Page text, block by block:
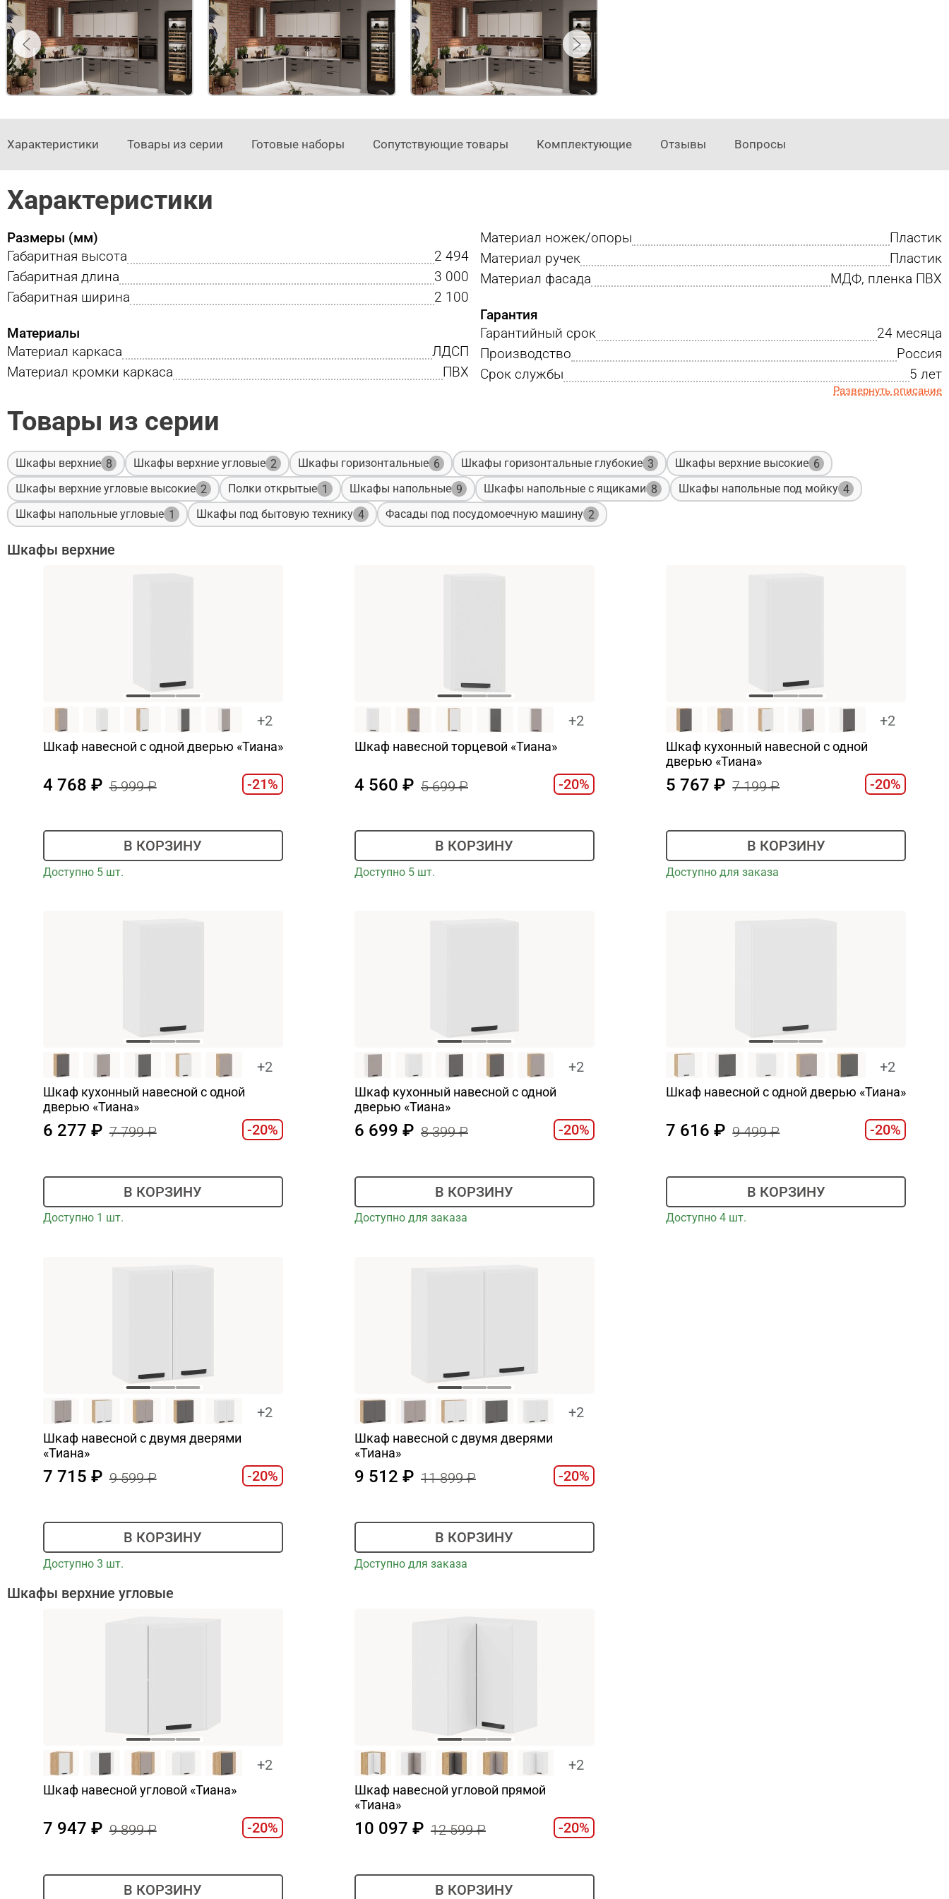
Характеристики Товары из серии Готовые наборы Сопутствующие товары Комплектующие Отзывы Вопросы
Характеристики
Размеры (мм)
Габаритная высота
2 494
Габаритная длина
3 000
Габаритная ширина
2 100
Материалы
Материал каркаса
ЛДСП
Материал кромки каркаса
ПВХ
Материал ножек/опоры
Пластик
Материал ручек
Пластик
Материал фасада
МДФ, пленка ПВХ
Гарантия
Гарантийный срок
24 месяца
Производство
Россия
Срок службы
5 лет
Развернуть описание
Товары из серии
Шкафы верхние 8 Шкафы верхние угловые 2 Шкафы горизонтальные 6 Шкафы горизонтальные глубокие 3 Шкафы верхние высокие 6
Шкафы верхние угловые высокие 2 Полки открытые 1 Шкафы напольные 9 Шкафы напольные с ящиками 8 Шкафы напольные под мойку 4
Шкафы напольные угловые 1 Шкафы под бытовую технику 4 Фасады под посудомоечную машину 2
Шкафы верхние
+2
Шкаф навесной c одной дверью «Тиана»
4 768 5 999 -21%
В КОРЗИНУ
Доступно 5 шт.
+2
Шкаф навесной торцевой «Тиана»
4 560 5 699 -20%
В КОРЗИНУ
Доступно 5 шт.
+2
Шкаф кухонный навесной с одной
дверью «Тиана»
5 767 7 199 -20%
В КОРЗИНУ
Доступно для заказа
+2
Шкаф кухонный навесной с одной
дверью «Тиана»
6 277 7 799 -20%
В КОРЗИНУ
Доступно 1 шт.
+2
Шкаф кухонный навесной с одной
дверью «Тиана»
6 699 8 399 -20%
В КОРЗИНУ
Доступно для заказа
+2
Шкаф навесной c одной дверью «Тиана»
7 616 9 499 -20%
В КОРЗИНУ
Доступно 4 шт.
+2
Шкаф навесной c двумя дверями
«Тиана»
7 715 9 599 -20%
В КОРЗИНУ
Доступно 3 шт.
+2
Шкаф навесной c двумя дверями
«Тиана»
9 512 11 899 -20%
В КОРЗИНУ
Доступно для заказа
Шкафы верхние угловые
+2
Шкаф навесной угловой «Тиана»
7 947 9 899 -20%
В КОРЗИНУ
+2
Шкаф навесной угловой прямой
«Тиана»
10 097 12 599 -20%
В КОРЗИНУ